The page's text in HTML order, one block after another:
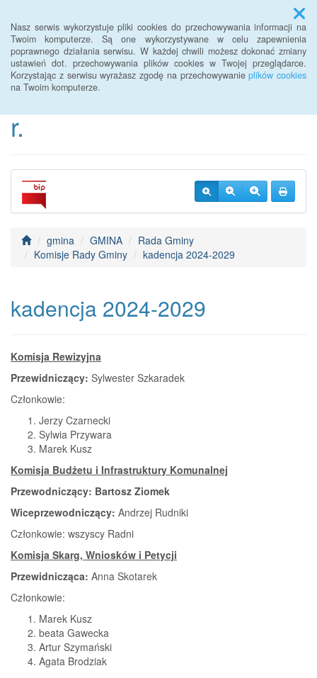
Nasz serwis wykorzystuje pliki cookies do przechowywania informacji na
Twoim komputerze. Są one wykorzystywane w celu zapewnienia
poprawnego działania serwisu. W każdej chwili możesz dokonać zmiany
ustawień dot. przechowywania plików cookies w Twojej przeglądarce.
Korzystając z serwisu wyrażasz zgodę na przechowywanieplików cookies
na Twoim komputerze.
Menu
BIP Urzędu Gminy
Janowice Wielkie od 2022
r.
gmina GMINA
Rada Gminy
Komisje Rady Gminy
kadencja 2024-2029
kadencja 2024-2029
Komisja Rewizyjna
Przewidniczący: Sylwester Szkaradek
Członkowie:
Jerzy Czarnecki
Sylwia Przywara
Marek Kusz
Komisja Budżetu i Infrastruktury Komunalnej
Przewodniczący: Bartosz Ziomek
Wiceprzewodniczący: Andrzej Rudniki
Członkowie: wszyscy Radni
Komisja Skarg, Wniosków i Petycji
Przewidnicząca: Anna Skotarek
Członkowie:
Marek Kusz
beata Gawecka
Artur Szymański
Agata Brodziak